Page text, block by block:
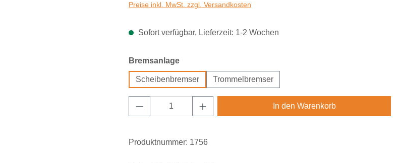
Preise inkl. MwSt. zzgl. Versandkosten
Sofort verfügbar, Lieferzeit: 1-2 Wochen
Bremsanlageauswählen
Scheibenbremser Trommelbremser
Produkt Anzahl: Gib den gewünschten Wert ein
In den Warenkorb
Produktnummer: 1756